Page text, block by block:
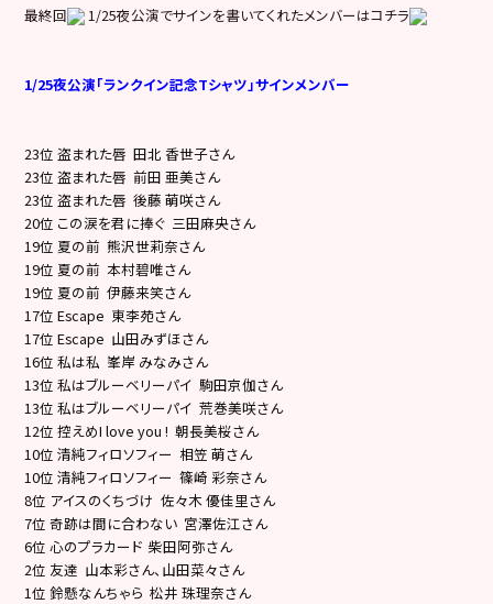
最終回 1/25夜公演でサインを書いてくれたメンバーはコチラ
1/25夜公演「ランクイン記念Tシャツ」サインメンバー
23位 盗まれた唇 田北 香世子さん
23位 盗まれた唇 前田 亜美さん
23位 盗まれた唇 後藤 萌咲さん
20位 この涙を君に捧ぐ 三田麻央さん
19位 夏の前 熊沢世莉奈さん
19位 夏の前 本村碧唯さん
19位 夏の前 伊藤来笑さん
17位 Escape 東李苑さん
17位 Escape 山田みずほさん
16位 私は私 峯岸 みなみさん
13位 私はブルーベリーパイ 駒田京伽さん
13位 私はブルーベリーパイ 荒巻美咲さん
12位 控えめI love you ! 朝長美桜さん
10位 清純フィロソフィー 相笠 萌さん
10位 清純フィロソフィー 篠崎 彩奈さん
8位 アイスのくちづけ 佐々木 優佳里さん
7位 奇跡は間に合わない 宮澤佐江さん
6位 心のプラカード 柴田阿弥さん
2位 友達 山本彩さん、山田菜々さん
1位 鈴懸なんちゃら 松井 珠理奈さん